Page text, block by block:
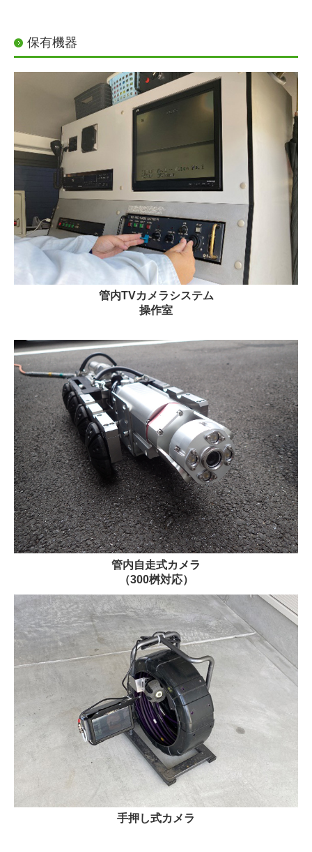
保有機器
管内TVカメラシステム
操作室
管内自走式カメラ
（300桝対応）
手押し式カメラ